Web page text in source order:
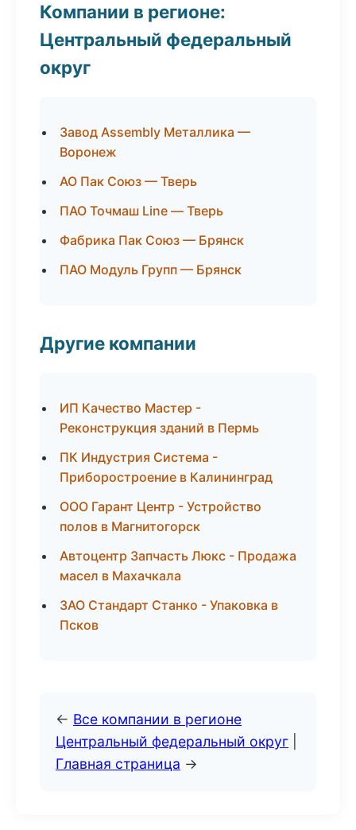
Компании в регионе:
Центральный федеральный
округ
Завод Assembly Металлика —
Воронеж
АО Пак Союз — Тверь
ПАО Точмаш Line — Тверь
Фабрика Пак Союз — Брянск
ПАО Модуль Групп — Брянск
Другие компании
ИП Качество Мастер -
Реконструкция зданий в Пермь
ПК Индустрия Система -
Приборостроение в Калининград
ООО Гарант Центр - Устройство
полов в Магнитогорск
Автоцентр Запчасть Люкс - Продажа
масел в Махачкала
ЗАО Стандарт Станко - Упаковка в
Псков
← Все компании в регионе
Центральный федеральный округ
Главная страница →